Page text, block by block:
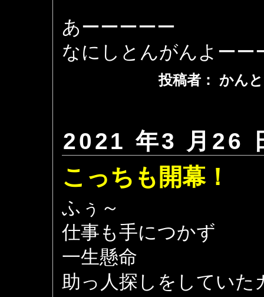
あーーーーー
なにしとんがんよーー
投稿者： かん
2021 年3 月26
こっちも開幕！
ふぅ～
仕事も手につかず
一生懸命
助っ人探しをしていた